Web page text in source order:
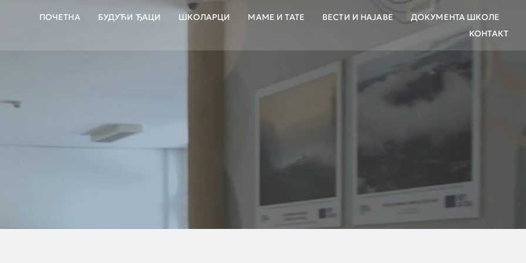
ПОЧЕТНА БУДУЋИ ЂАЦИ ШКОЛАРЦИ МАМЕ И ТАТЕ ВЕСТИ И НАЈАВЕ
ДОКУМЕНТА ШКОЛЕ
КОНТАКТ